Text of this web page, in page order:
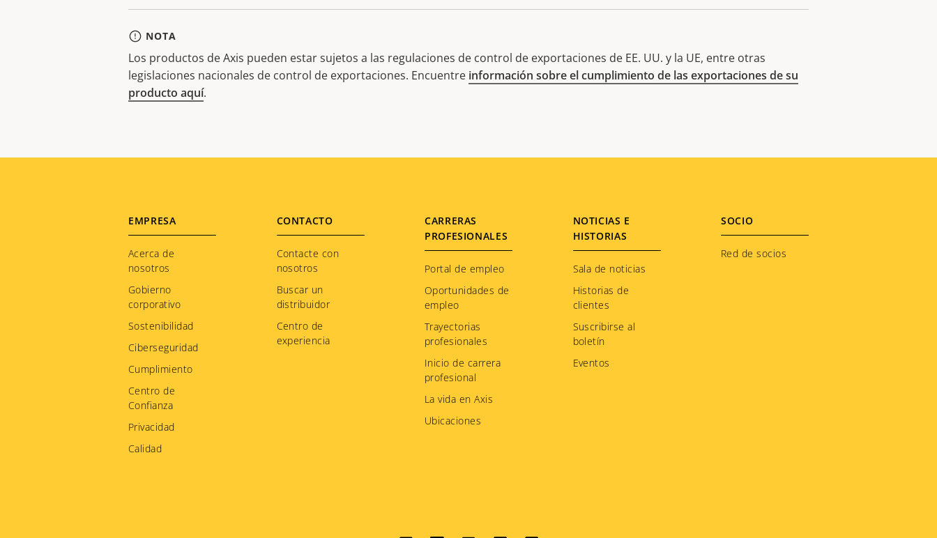
NOTA
Los productos de Axis pueden estar sujetos a las regulaciones de control de exportaciones de EE. UU. y la UE, entre otras
legislaciones nacionales de control de exportaciones. Encuentre información sobre el cumplimiento de las exportaciones de su
producto aquí.
Footer
menu
EMPRESA
Acerca de
nosotros
Gobierno
corporativo
Sostenibilidad
Ciberseguridad
Cumplimiento
Centro de
Confianza
Privacidad
Calidad
CONTACTO
Contacte con
nosotros
Buscar un
distribuidor
Centro de
experiencia
CARRERAS
PROFESIONALES
Portal de empleo
Oportunidades de
empleo
Trayectorias
profesionales
Inicio de carrera
profesional
La vida en Axis
Ubicaciones
NOTICIAS E
HISTORIAS
Sala de noticias
Historias de
clientes
Suscribirse al
boletín
Eventos
SOCIO
Red de socios